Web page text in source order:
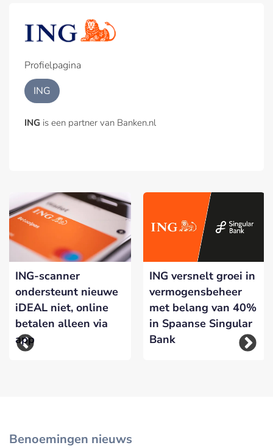
Profielpagina
ING
ING is een partner van Banken.nl
ING-scanner
ondersteunt nieuwe
iDEAL niet, online
betalen alleen via
app
ING versnelt groei in
vermogensbeheer
met belang van 40%
in Spaanse Singular
Bank
Benoemingen nieuws